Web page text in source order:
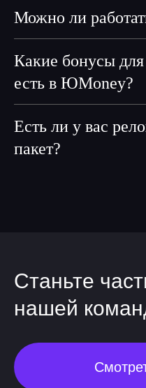
Можно ли
Какие бонусы для
есть в ЮMoney?
Есть ли у вас
пакет?
Станьте
нашей